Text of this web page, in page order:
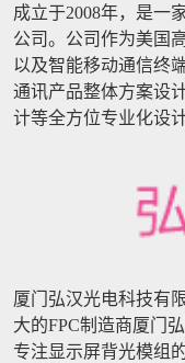
成立于2008年，是一
公司。公司作为美国
以及智能移动通信终
通讯产品整体方案设
计等全方位专业化设
厦门弘汉光电科技有
大的FPC制造商厦门
专注显示屏背光模组